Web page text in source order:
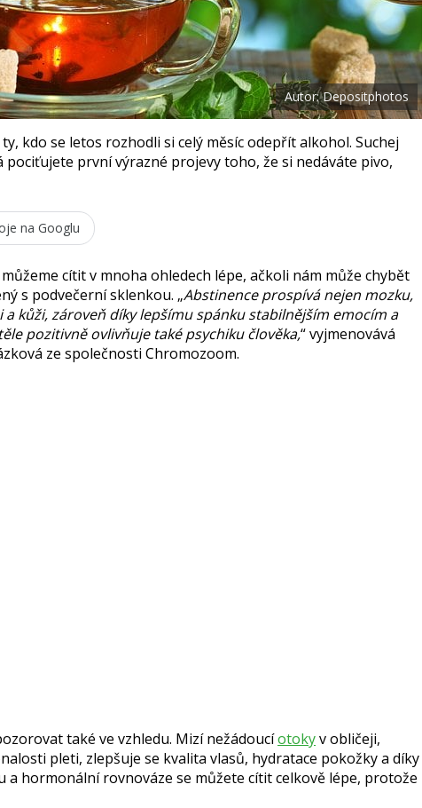
Autor: Depositphotos
kdo se letos rozhodli si celý měsíc odepřít alkohol. Suchej
pociťujete první výrazné projevy toho, že si nedáváte pivo,
na Googlu
cítit v mnoha ohledech lépe, ačkoli nám může chybět
s podvečerní sklenkou. Abstinence prospívá nejen mozku,
kůži, zároveň díky lepšímu spánku stabilnějším emocím a
pozitivně ovlivňuje také psychiku člověka, vyjmenovává
ze společnosti Chromozoom.
také ve vzhledu. Mizí nežádoucíotokyv obličeji,
pleti, zlepšuje se kvalita vlasů, hydratace pokožky a díky
a hormonální rovnováze se můžete cítit celkově lépe, protože